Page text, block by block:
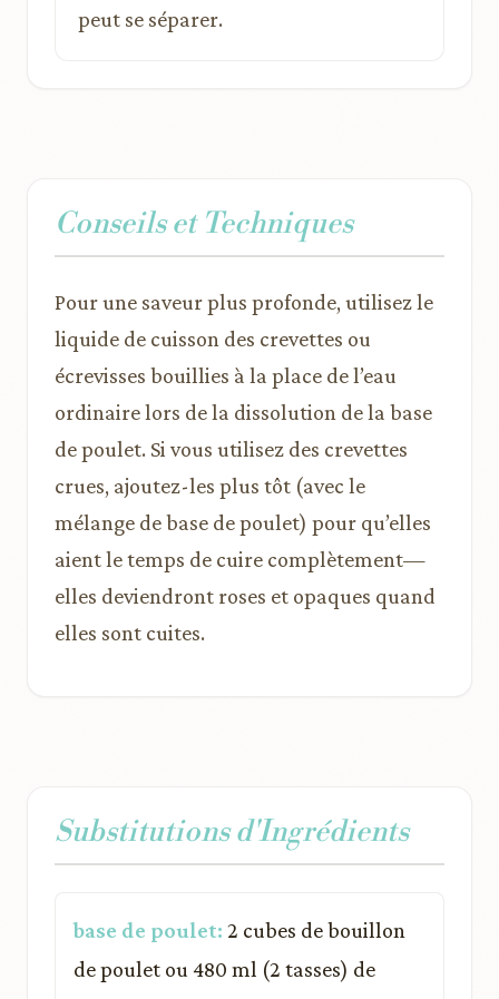
peut se séparer.
Conseils et Techniques
Pour une saveur plus profonde, utilisez le
liquide de cuisson des crevettes ou
écrevisses bouillies à la place de l’eau
ordinaire lors de la dissolution de la base
de poulet. Si vous utilisez des crevettes
crues, ajoutez-les plus tôt (avec le
mélange de base de poulet) pour qu’elles
aient le temps de cuire complètement—
elles deviendront roses et opaques quand
elles sont cuites.
Substitutions d'Ingrédients
base de poulet: 2 cubes de bouillon
de poulet ou 480 ml (2 tasses) de